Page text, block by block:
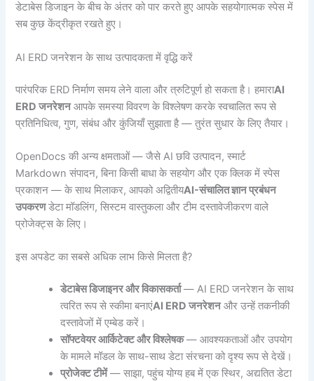
डेटाबेस डिजाइन के बीच के अंतर को पार करते हुए आपके सहयोगात्मक स्पेस में
सब कुछ केंद्रीकृत रखते हुए।
AI ERD जनरेशन के साथ उत्पादकता में वृद्धि करें
पारंपरिक ERD निर्माण समय लेने वाला और त्रुटिपूर्ण हो सकता है। हमाराAI
ERD जनरेशनआपके समस्या विवरण के विश्लेषण करके स्वचालित रूप से
प्रतिनिधित्व, गुण, संबंध और कुंजियाँ सुझाता है — तुरंत सुधार के लिए तैयार।
OpenDocs की अन्य क्षमताओं — जैसे AI छवि उत्पादन, स्मार्ट
Markdown संपादन, बिना किसी बाधा के सहयोग और एक क्लिक में स्पेस
प्रकाशन — के साथ मिलाकर, आपको अद्वितीयAI-संचालित ज्ञान प्रबंधन
उपकरणडेटा मॉडलिंग, सिस्टम वास्तुकला और टीम दस्तावेजीकरण वाले
प्रोजेक्ट्स के लिए।
इस अपडेट का सबसे अधिक लाभ किसे मिलता है?
डेटाबेस डिजाइनर और विकासकर्ता— AI ERD जनरेशन के साथ
त्वरित रूप से स्कीमा बनाएंAI ERD जनरेशनऔर उन्हें तकनीकी
दस्तावेजों में एम्बेड करें।
सॉफ्टवेयर आर्किटेक्ट और विश्लेषक— आवश्यकताओं और उपयोग
के मामले मॉडल के साथ-साथ डेटा संरचना को दृश्य रूप से देखें।
प्रोजेक्ट टीमें— साझा, पहुंच योग्य हब में एक स्थिर, अद्यतित डेटा